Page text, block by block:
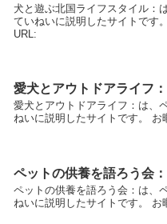
犬と遊ぶ北国ライフスタイル：
ていねいに説明したサイトです
URL:
愛犬とアウトドアライフ
愛犬とアウトドアライフ：は、
ねいに説明したサイトです。
ペットの供養を語ろう会
ペットの供養を語ろう会：は、
ねいに説明したサイトです。